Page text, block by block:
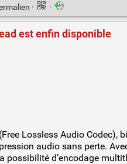
· ·
est enfin disponible
Lossless Audio Codec),
audio sans perte.
possibilité d’encodage